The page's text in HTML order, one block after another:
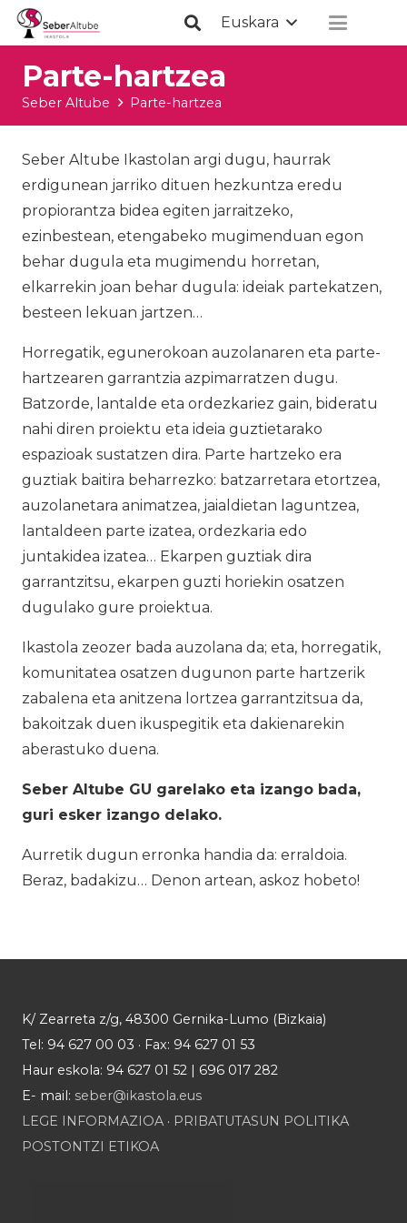
Euskara
Parte-hartzea
Seber Altube Parte-hartzea
Seber Altube Ikastolan argi dugu, haurrak
erdigunean jarriko dituen hezkuntza eredu
propiorantza bidea egiten jarraitzeko,
ezinbestean, etengabeko mugimenduan egon
behar dugula eta mugimendu horretan,
elkarrekin joan behar dugula: ideiak partekatzen,
besteen lekuan jartzen…
Horregatik, egunerokoan auzolanaren eta parte-
hartzearen garrantzia azpimarratzen dugu.
Batzorde, lantalde eta ordezkariez gain, bideratu
nahi diren proiektu eta ideia guztietarako
espazioak sustatzen dira. Parte hartzeko era
guztiak baitira beharrezko: batzarretara etortzea,
auzolanetara animatzea, jaialdietan laguntzea,
lantaldeen parte izatea, ordezkaria edo
juntakidea izatea… Ekarpen guztiak dira
garrantzitsu, ekarpen guzti horiekin osatzen
dugulako gure proiektua.
Ikastola zeozer bada auzolana da; eta, horregatik,
komunitatea osatzen dugunon parte hartzerik
zabalena eta anitzena lortzea garrantzitsua da,
bakoitzak duen ikuspegitik eta dakienarekin
aberastuko duena.
Seber Altube GU garelako eta izango bada,
guri esker izango delako.
Aurretik dugun erronka handia da: erraldoia.
Beraz, badakizu… Denon artean, askoz hobeto!
K/ Zearreta z/g, 48300 Gernika-Lumo (Bizkaia)
Tel: 94 627 00 03 · Fax: 94 627 01 53
Haur eskola: 94 627 01 52 | 696 017 282
E- mail: seber@ikastola.eus
LEGE INFORMAZIOA · PRIBATUTASUN POLITIKA
POSTONTZI ETIKOA